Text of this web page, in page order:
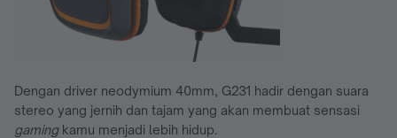
Dengan driver neodymium 40mm, G231 hadir dengan suara
stereo yang jernih dan tajam yang akan membuat sensasi
gaming kamu menjadi lebih hidup.